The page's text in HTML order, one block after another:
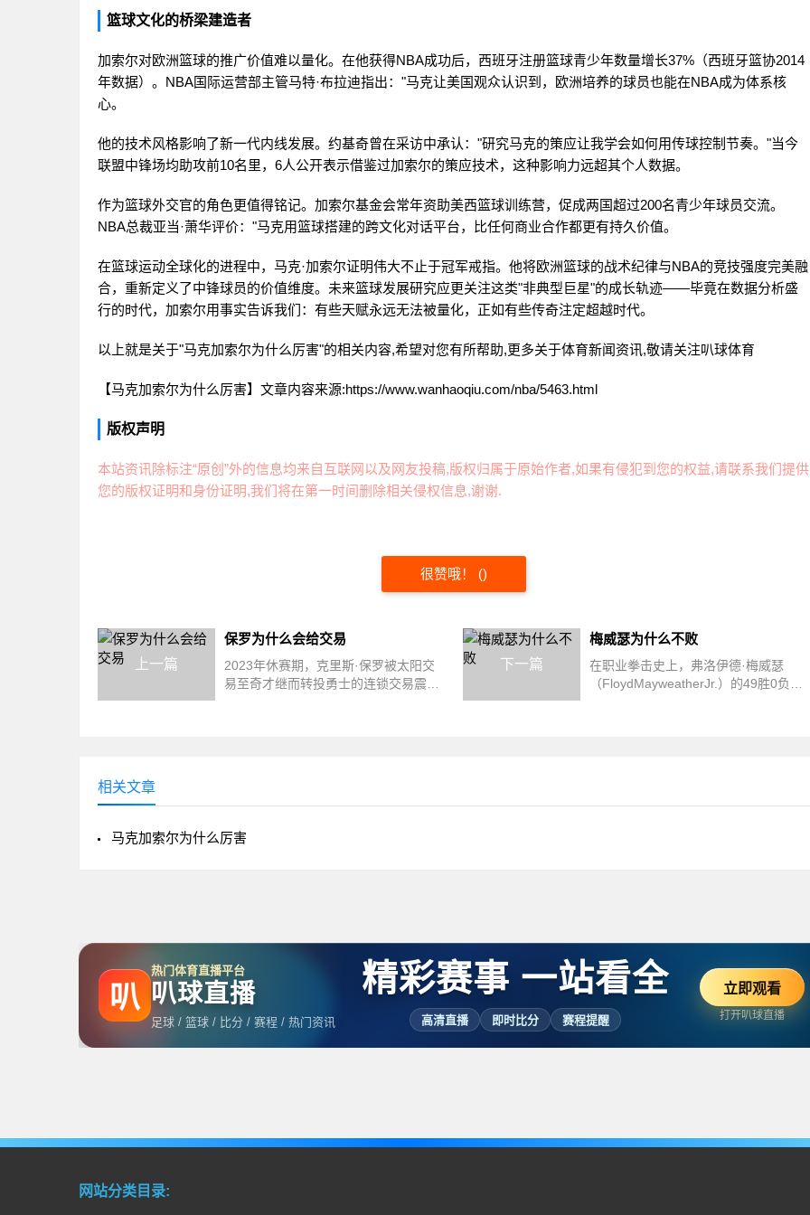
篮球文化的桥梁建造者
加索尔对欧洲篮球的推广价值难以量化。在他获得NBA成功后，西班牙注册篮球青少年数量增长37%（西班牙篮协2014
年数据）。NBA国际运营部主管马特·布拉迪指出："马克让美国观众认识到，欧洲培养的球员也能在NBA成为体系核
心。
他的技术风格影响了新一代内线发展。约基奇曾在采访中承认："研究马克的策应让我学会如何用传球控制节奏。"当今
联盟中锋场均助攻前10名里，6人公开表示借鉴过加索尔的策应技术，这种影响力远超其个人数据。
作为篮球外交官的角色更值得铭记。加索尔基金会常年资助美西篮球训练营，促成两国超过200名青少年球员交流。
NBA总裁亚当·萧华评价："马克用篮球搭建的跨文化对话平台，比任何商业合作都更有持久价值。
在篮球运动全球化的进程中，马克·加索尔证明伟大不止于冠军戒指。他将欧洲篮球的战术纪律与NBA的竞技强度完美融
合，重新定义了中锋球员的价值维度。未来篮球发展研究应更关注这类"非典型巨星"的成长轨迹——毕竟在数据分析盛
行的时代，加索尔用事实告诉我们：有些天赋永远无法被量化，正如有些传奇注定超越时代。
以上就是关于"马克加索尔为什么厉害"的相关内容,希望对您有所帮助,更多关于体育新闻资讯,敬请关注叭球体育
【马克加索尔为什么厉害】文章内容来源:https://www.wanhaoqiu.com/nba/5463.html
版权声明
本站资讯除标注“原创”外的信息均来自互联网以及网友投稿,版权归属于原始作者,如果有侵犯到您的权益,请联系我们提供
您的版权证明和身份证明,我们将在第一时间删除相关侵权信息,谢谢.
很赞哦！ ()
上一篇
保罗为什么会给交易
2023年休赛期，克里斯·保罗被太阳交
易至奇才继而转投勇士的连锁交易震动
下一篇
梅威瑟为什么不败
在职业拳击史上，弗洛伊德·梅威瑟
（FloydMayweatherJr.）的49胜0负战
相关文章
马克加索尔为什么厉害
叭
热门体育直播平台
叭球直播
足球 / 篮球 / 比分 / 赛程 / 热门资讯
精彩赛事 一站看全
高清直播 即时比分 赛程提醒
立即观看
打开叭球直播
网站分类目录: